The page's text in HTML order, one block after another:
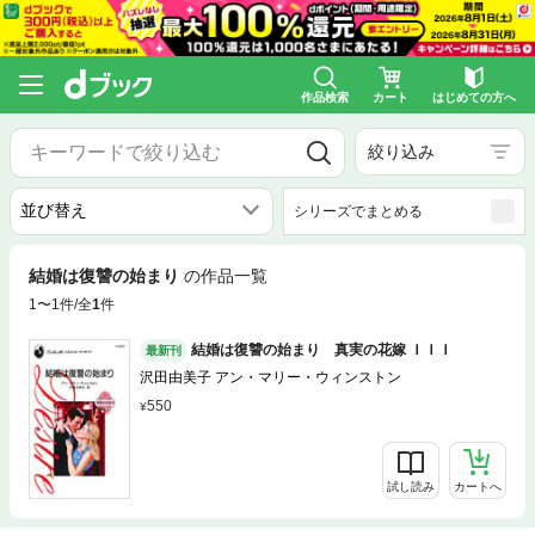
作品検索 カート はじめての方へ
絞り込み
シリーズでまとめる
結婚は復讐の始まり の作品一覧
1〜1件/全1件
最新刊
結婚は復讐の始まり 真実の花嫁 ＩＩＩ
沢田由美子 アン・マリー・ウィンストン
550
試し読み カートへ